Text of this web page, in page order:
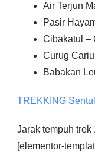
Air Terjun
Pasir
Cibakatul –
Curug
Babakan
TREKKING Sentul
Jarak tempuh
[elementor-